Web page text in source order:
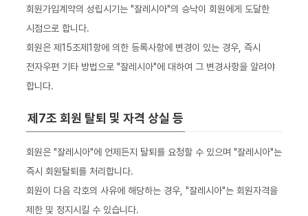
회원가입계약의 성립시기는 "잘레시아"의 승낙이 회원에게 도달한
시점으로 합니다.
회원은 제15조제1항에 의한 등록사항에 변경이 있는 경우, 즉시
전자우편 기타 방법으로 "잘레시아"에 대하여 그 변경사항을 알려야
합니다.
제7조 회원 탈퇴 및 자격 상실 등
회원은 "잘레시아"에 언제든지 탈퇴를 요청할 수 있으며 "잘레시아"는
즉시 회원탈퇴를 처리합니다.
회원이 다음 각호의 사유에 해당하는 경우, "잘레시아"는 회원자격을
제한 및 정지시킬 수 있습니다.